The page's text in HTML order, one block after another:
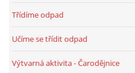
DUŠIČKY
Třídíme odpad
Učíme se třídit odpad
Výtvarná aktivita - Čarodějnice